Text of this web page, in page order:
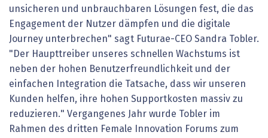
unsicheren und unbrauchbaren Lösungen fest, die das
Engagement der Nutzer dämpfen und die digitale
Journey unterbrechen" sagt Futurae-CEO Sandra Tobler.
"Der Haupttreiber unseres schnellen Wachstums ist
neben der hohen Benutzerfreundlichkeit und der
einfachen Integration die Tatsache, dass wir unseren
Kunden helfen, ihre hohen Supportkosten massiv zu
reduzieren." Vergangenes Jahr wurde Tobler im
Rahmen des dritten Female Innovation Forums zum